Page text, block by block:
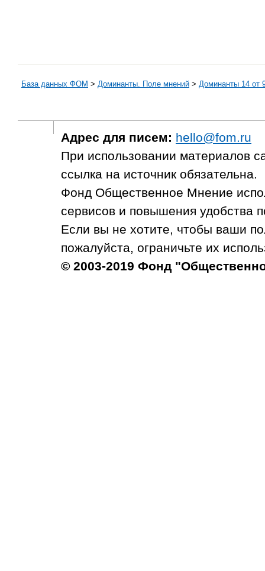
База данных ФОМ > Доминанты. Поле мнений > Доминанты 14 от
Адрес для писем: hello@fom.ru
При использовании материалов
ссылка на источник обязательна.
Фонд Общественное Мнение
сервисов и повышения удобства
Если вы не хотите, чтобы ваши
пожалуйста, ограничьте их
© 2003-2019 Фонд